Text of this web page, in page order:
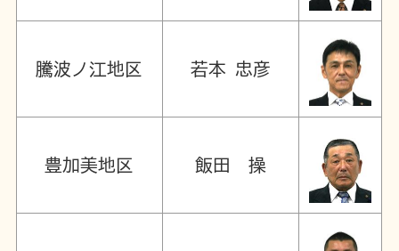
騰波ノ江地区 若本 忠彦
豊加美地区 飯田 操